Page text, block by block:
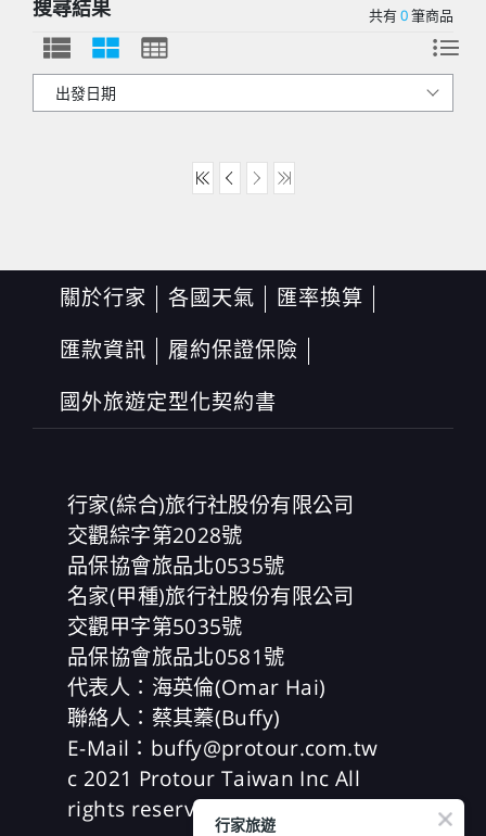
搜尋結果 共有0筆商品
關於行家 各國天氣
匯率換算
匯款資訊
履約保證保險
國外旅遊定型化契約書
行家(綜合)旅行社股份有限公司
交觀綜字第2028號
品保協會旅品北0535號
名家(甲種)旅行社股份有限公司
交觀甲字第5035號
品保協會旅品北0581號
代表人：海英倫(Omar Hai)
聯絡人：蔡其蓁(Buffy)
E-Mail：buffy@protour.com.tw
c 2021 Protour Taiwan Inc All
rights reserved
行家旅遊